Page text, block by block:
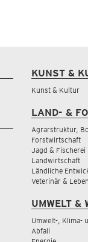
KUNST &
Kunst & Kultur
LAND- &
Agrarstruktur,
Forstwirtschaft
Jagd & Fischerei
Landwirtschaft
Ländliche
Veterinär &
UMWELT &
Umwelt-, Klima-
Abfall